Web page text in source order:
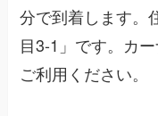
分で到着します。
目3-1」です。カ
ご利用ください。